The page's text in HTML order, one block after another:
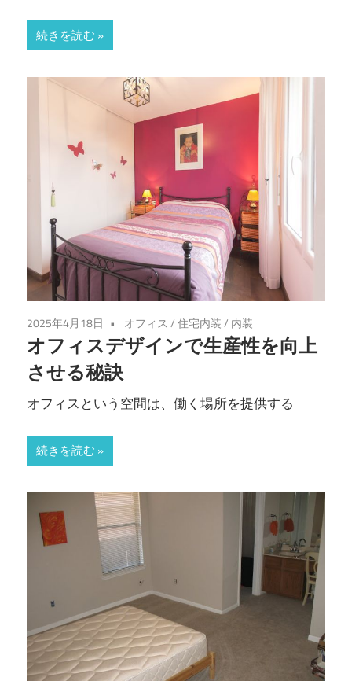
続きを読む
2025年4月18日 オフィス /住宅内装/ 内装
オフィスデザインで生産性を向上
させる秘訣
オフィスという空間は、働く場所を提供する
続きを読む